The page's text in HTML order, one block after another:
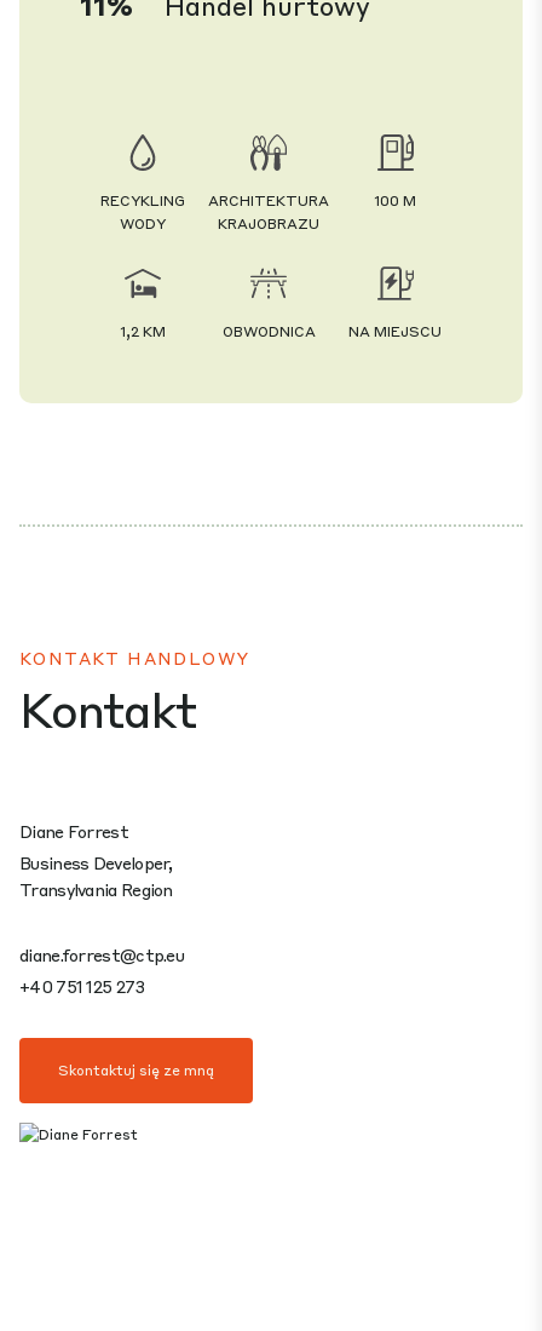
RECYKLING
WODY
ARCHITEKTURA
KRAJOBRAZU
100 M
1,2 KM OBWODNICA NA MIEJSCU
KONTAKT HANDLOWY
Kontakt
Diane Forrest
Business Developer,
Transylvania Region
diane.forrest@ctp.eu
+40 751 125 273
Skontaktuj się ze mną